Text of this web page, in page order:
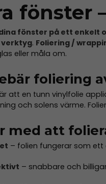
fönster
fönster på ett enkelt
verktyg. Foliering /
eller måla om.
foliering
att en tunn vinylfolie
och solens värme.
med att
– folien fungerar som ett
– snabbare och